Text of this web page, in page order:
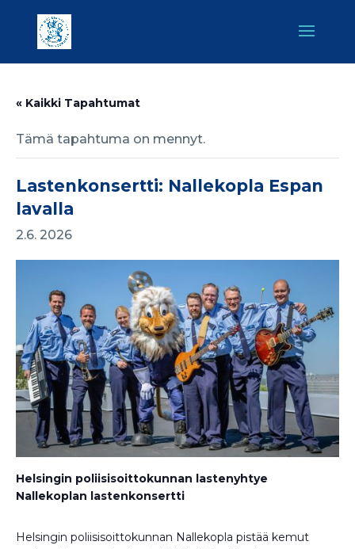
« Kaikki Tapahtumat
Tämä tapahtuma on mennyt.
Lastenkonsertti: Nallekopla Espan
lavalla
2.6. 2026
Helsingin poliisisoittokunnan lastenyhtye
Nallekoplan lastenkonsertti
Helsingin poliisisoittokunnan Nallekopla pistää kemut